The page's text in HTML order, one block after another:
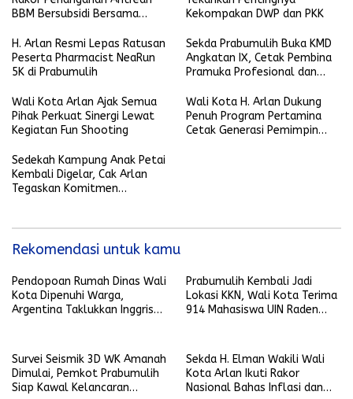
BBM Bersubsidi Bersama
Kekompakan DWP dan PKK
H. Arlan Resmi Lepas Ratusan
Peserta Pharmacist NeaRun
5K di Prabumulih
Sekda Prabumulih Buka KMD
Angkatan IX, Cetak Pembina
Pramuka Profesional dan
Wali Kota Arlan Ajak Semua
Pihak Perkuat Sinergi Lewat
Kegiatan Fun Shooting
Wali Kota H. Arlan Dukung
Penuh Program Pertamina
Cetak Generasi Pemimpin
Sedekah Kampung Anak Petai
Kembali Digelar, Cak Arlan
Tegaskan Komitmen
Rekomendasi untuk kamu
Pendopoan Rumah Dinas Wali
Kota Dipenuhi Warga,
Argentina Taklukkan Inggris
Prabumulih Kembali Jadi
Lokasi KKN, Wali Kota Terima
914 Mahasiswa UIN Raden
Survei Seismik 3D WK Amanah
Dimulai, Pemkot Prabumulih
Siap Kawal Kelancaran
Sekda H. Elman Wakili Wali
Kota Arlan Ikuti Rakor
Nasional Bahas Inflasi dan